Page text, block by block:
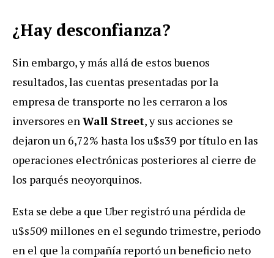
¿Hay desconfianza?
Sin embargo, y más allá de estos buenos
resultados, las cuentas presentadas por la
empresa de transporte no les cerraron a los
inversores enWall Street, y sus acciones se
dejaron un 6,72% hasta los u$s39 por título en las
operaciones electrónicas posteriores al cierre de
los parqués neoyorquinos.
Esta se debe a que Uber registró una pérdida de
u$s509 millones en el segundo trimestre, periodo
en el que la compañía reportó un beneficio neto